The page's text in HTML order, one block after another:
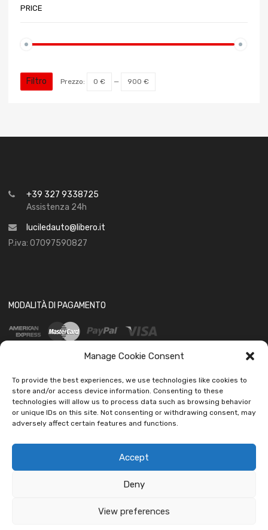
Manage Cookie Consent
To provide the best experiences, we use technologies like cookies to
store and/or access device information. Consenting to these
technologies will allow us to process data such as browsing behavior
or unique IDs on this site. Not consenting or withdrawing consent, may
adversely affect certain features and functions.
Accept
Deny
View preferences
PRICE
Filtro Prezzo: 0 € — 900 €
+39 327 9338725
Assistenza 24h
luciledauto@libero.it
P.iva: 07097590827
MODALITÀ DI PAGAMENTO
SOCIAL
Ledautoshop Auto Parts | Icons made by